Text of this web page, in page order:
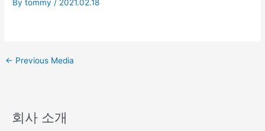
Bytommy / 2021.02.18
← Previous Media
회사 소개